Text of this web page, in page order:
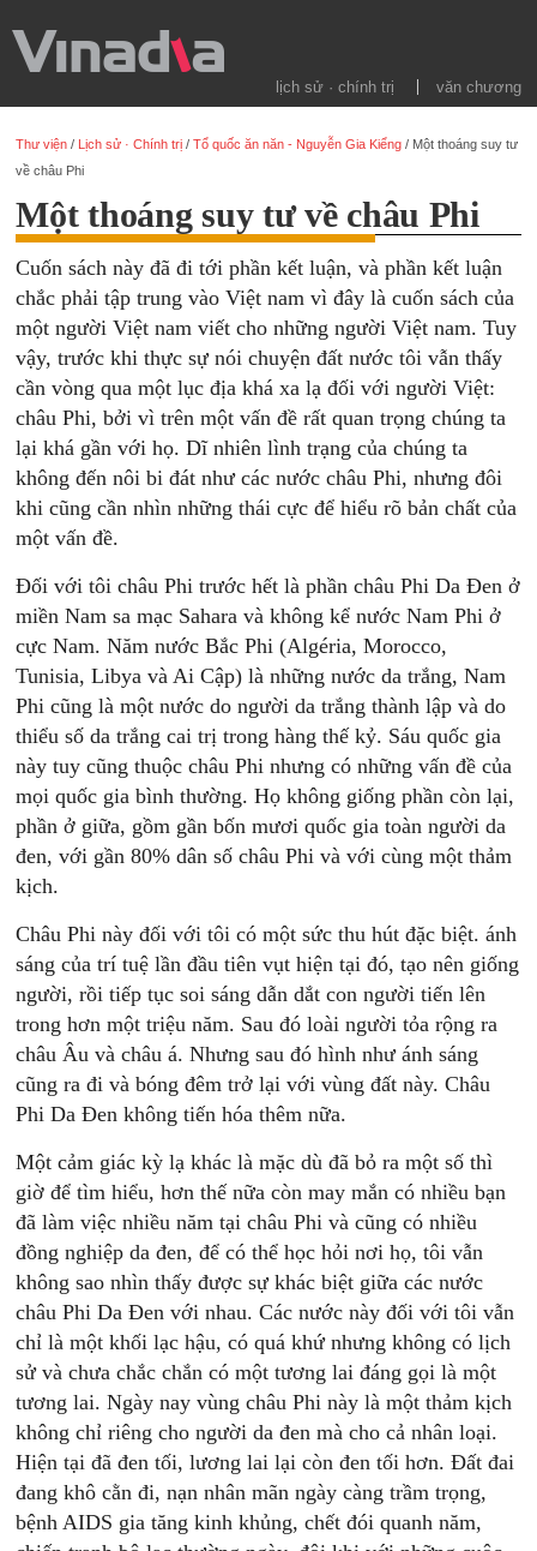
lịch sử · chính trị văn chương
Thư viện / Lịch sử · Chính trị /Tổ quốc ăn năn - Nguyễn Gia Kiểng / Một thoáng suy tư
về châu Phi
Một thoáng suy tư về châu Phi
Cuốn sách này đã đi tới phần kết luận, và phần kết luận
chắc phải tập trung vào Việt nam vì đây là cuốn sách của
một người Việt nam viết cho những người Việt nam. Tuy
vậy, trước khi thực sự nói chuyện đất nước tôi vẫn thấy
cần vòng qua một lục địa khá xa lạ đối với người Việt:
châu Phi, bởi vì trên một vấn đề rất quan trọng chúng ta
lại khá gần với họ. Dĩ nhiên lình trạng của chúng ta
không đến nôi bi đát như các nước châu Phi, nhưng đôi
khi cũng cần nhìn những thái cực để hiểu rõ bản chất của
một vấn đề.
Đối với tôi châu Phi trước hết là phần châu Phi Da Đen ở
miền Nam sa mạc Sahara và không kể nước Nam Phi ở
cực Nam. Năm nước Bắc Phi (Algéria, Morocco,
Tunisia, Libya và Ai Cập) là những nước da trắng, Nam
Phi cũng là một nước do người da trắng thành lập và do
thiểu số da trắng cai trị trong hàng thế kỷ. Sáu quốc gia
này tuy cũng thuộc châu Phi nhưng có những vấn đề của
mọi quốc gia bình thường. Họ không giống phần còn lại,
phần ở giữa, gồm gần bốn mươi quốc gia toàn người da
đen, với gần 80% dân số châu Phi và với cùng một thảm
kịch.
Châu Phi này đối với tôi có một sức thu hút đặc biệt. ánh
sáng của trí tuệ lần đầu tiên vụt hiện tại đó, tạo nên giống
người, rồi tiếp tục soi sáng dẫn dắt con người tiến lên
trong hơn một triệu năm. Sau đó loài người tỏa rộng ra
châu Âu và châu á. Nhưng sau đó hình như ánh sáng
cũng ra đi và bóng đêm trở lại với vùng đất này. Châu
Phi Da Đen không tiến hóa thêm nữa.
Một cảm giác kỳ lạ khác là mặc dù đã bỏ ra một số thì
giờ để tìm hiểu, hơn thế nữa còn may mắn có nhiều bạn
đã làm việc nhiều năm tại châu Phi và cũng có nhiều
đồng nghiệp da đen, để có thể học hỏi nơi họ, tôi vẫn
không sao nhìn thấy được sự khác biệt giữa các nước
châu Phi Da Đen với nhau. Các nước này đối với tôi vẫn
chỉ là một khối lạc hậu, có quá khứ nhưng không có lịch
sử và chưa chắc chắn có một tương lai đáng gọi là một
tương lai. Ngày nay vùng châu Phi này là một thảm kịch
không chỉ riêng cho người da đen mà cho cả nhân loại.
Hiện tại đã đen tối, lương lai lại còn đen tối hơn. Đất đai
đang khô cằn đi, nạn nhân mãn ngày càng trầm trọng,
bệnh AIDS gia tăng kinh khủng, chết đói quanh năm,